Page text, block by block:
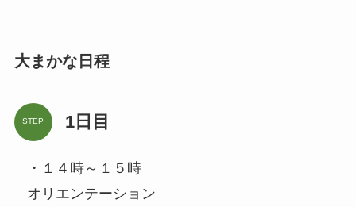
大まかな日程
STEP 1日目
・１４時～１５時
オリエンテーション